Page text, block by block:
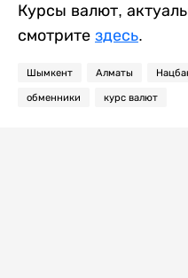
Курсы валют,
смотрите здесь.
Шымкент Алматы
обменники курс валют